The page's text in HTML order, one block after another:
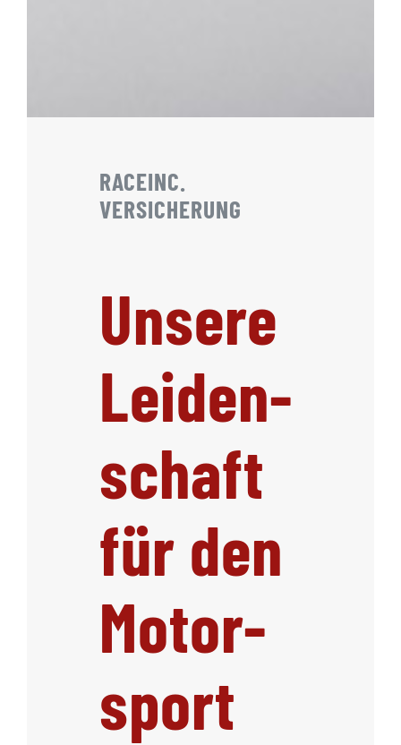
RACEINC.
VERSICHERUNG
Unsere
Leiden-
schaft
für den
Motor-
sport